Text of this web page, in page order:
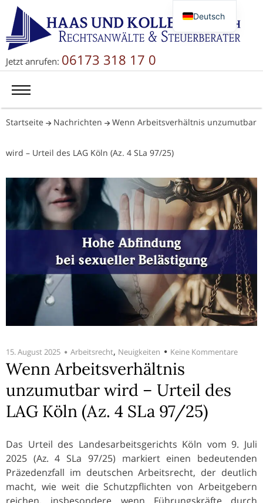
Jetzt anrufen: 06173 318 17 0
Startseite Nachrichten Wenn Arbeitsverhältnis unzumutbar
wird – Urteil des LAG Köln (Az. 4 SLa 97/25)
15. August 2025 Arbeitsrecht, Neuigkeiten Keine Kommentare
Wenn Arbeitsverhältnis
unzumutbar wird – Urteil des
LAG Köln (Az. 4 SLa 97/25)
Das Urteil des Landesarbeitsgerichts Köln vom 9. Juli
2025 (Az. 4 SLa 97/25) markiert einen bedeutenden
Präzedenzfall im deutschen Arbeitsrecht, der deutlich
macht, wie weit die Schutzpflichten von Arbeitgebern
Deutsch
English
简体中文